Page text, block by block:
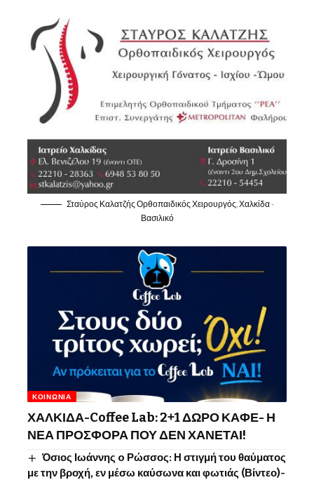
Σταύρος Καλατζής Ορθοπαιδικός Χειρουργός, Χαλκίδα -
Βασιλικό
ΚΟΙΝΩΝΊΑ
ΧΑΛΚΙΔΑ-Coffee Lab: 2+1 ΔΩΡΟ ΚΑΦΕ- Η
ΝΕΑ ΠΡΟΣΦΟΡΑ ΠΟΥ ΔΕΝ ΧΑΝΕΤΑΙ!
Όσιος Ιωάννης o Ρώσσος: Η στιγμή του θαύματος
με την βροχή, εν μέσω καύσωνα και φωτιάς (Βίντεο)-